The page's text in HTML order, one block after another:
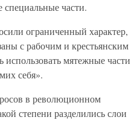
специальные части.
ограниченный характер,
с рабочим и крестьянским
использовать мятежные части
себя».
в революционном
степени разделились слои